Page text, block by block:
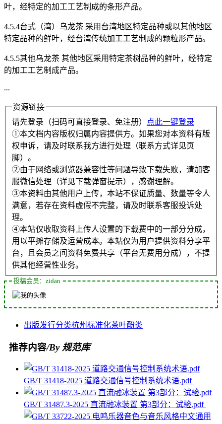
叶，经特定的加工工艺制成的条形产品。
4.5.4台式（湾）乌龙茶 采用台湾地区特定品种或以其他地区
特定品种的鲜叶，经台湾传统加工工艺制成的颗粒形产品。
4.5.5其他乌龙茶 其他地区采用特定茶树品种的鲜叶，经特定
的加工工艺制成产品。
...
资源链接
请先登录（扫码可直接登录、免注册）
点此一键登录
①本文档内容版权归属内容提供方。如果您对本资料有版
权申诉，请及时联系我方进行处理（联系方式详见页
脚）。
②由于网络或浏览器兼容性等问题导致下载失败，请加客
服微信处理（详见下载弹窗提示），感谢理解。
③本资料由其他用户上传，本站不保证质量、数量等令人
满意，若存在资料虚假不完整，请及时联系客服投诉处
理。
④本站仅收取资料上传人设置的下载费中的一部分分成，
用以平摊存储及运营成本。本站仅为用户提供资料分享平
台，且会员之间资料免费共享（平台无费用分成），不提
供其他经营性业务。
投稿会员：zidan
出版发行分类杭州标准化茶叶酚类
推荐内容/By 规范库
GB/T 31418-2025 道路交通信号控制系统术语.pdf
GB/T 31487.3-2025 直流融冰装置 第3部分：试验.pdf